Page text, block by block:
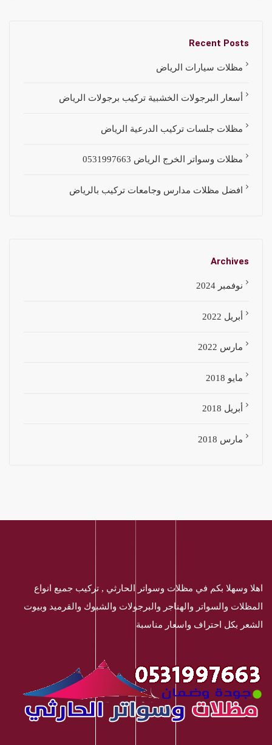
Recent Posts
مظلات سيارات الرياض
أسعار البرجولات الخشبية تركيب برجولات الرياض
مظلات جلسات تركيب الدرعية الرياض
مظلات وسواتر الخرج الرياض 0531997663
افضل مظلات مدارس وجامعات تركيب بالرياض
Archives
نوفمبر 2024
أبريل 2022
مارس 2022
مايو 2018
أبريل 2018
مارس 2018
اهلا وسهلا بكم في مظلات وسواتر الحارثي , تركيب جميع انواع
المظلات والسواتر والهناجر والبرجولات والشبوك والقرميد وبيوت
الشعر بكل احتراف واسعار مناسبة